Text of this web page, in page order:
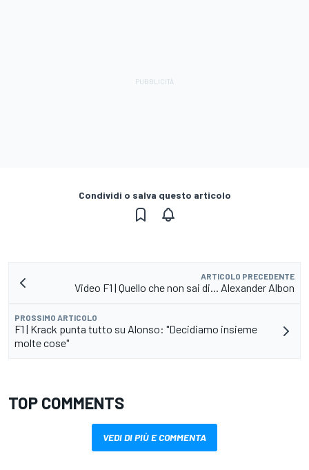
Condividi o salva questo articolo
ARTICOLO PRECEDENTE
Video F1 | Quello che non sai di... Alexander Albon
PROSSIMO ARTICOLO
F1 | Krack punta tutto su Alonso: "Decidiamo insieme
molte cose"
TOP COMMENTS
VEDI DI PIÙ E COMMENTA